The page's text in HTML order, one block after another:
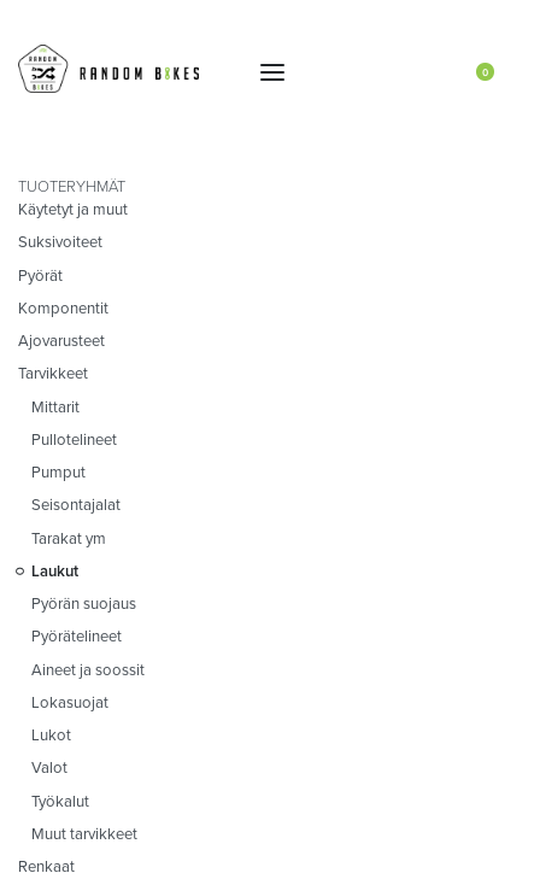
0
TUOTERYHMÄT
Käytetyt ja muut
Suksivoiteet
Pyörät
Komponentit
Ajovarusteet
Tarvikkeet
Mittarit
Pullotelineet
Pumput
Seisontajalat
Tarakat ym
Laukut
Pyörän suojaus
Pyörätelineet
Aineet ja soossit
Lokasuojat
Lukot
Valot
Työkalut
Muut tarvikkeet
Renkaat